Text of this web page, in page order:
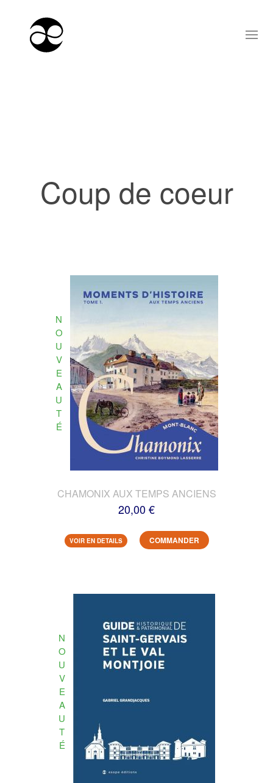
Coup de coeur
N
O
U
V
E
A
U
T
É
CHAMONIX AUX TEMPS ANCIENS
20,00 €
VOIR EN DETAILS COMMANDER
N
O
U
V
E
A
U
T
É